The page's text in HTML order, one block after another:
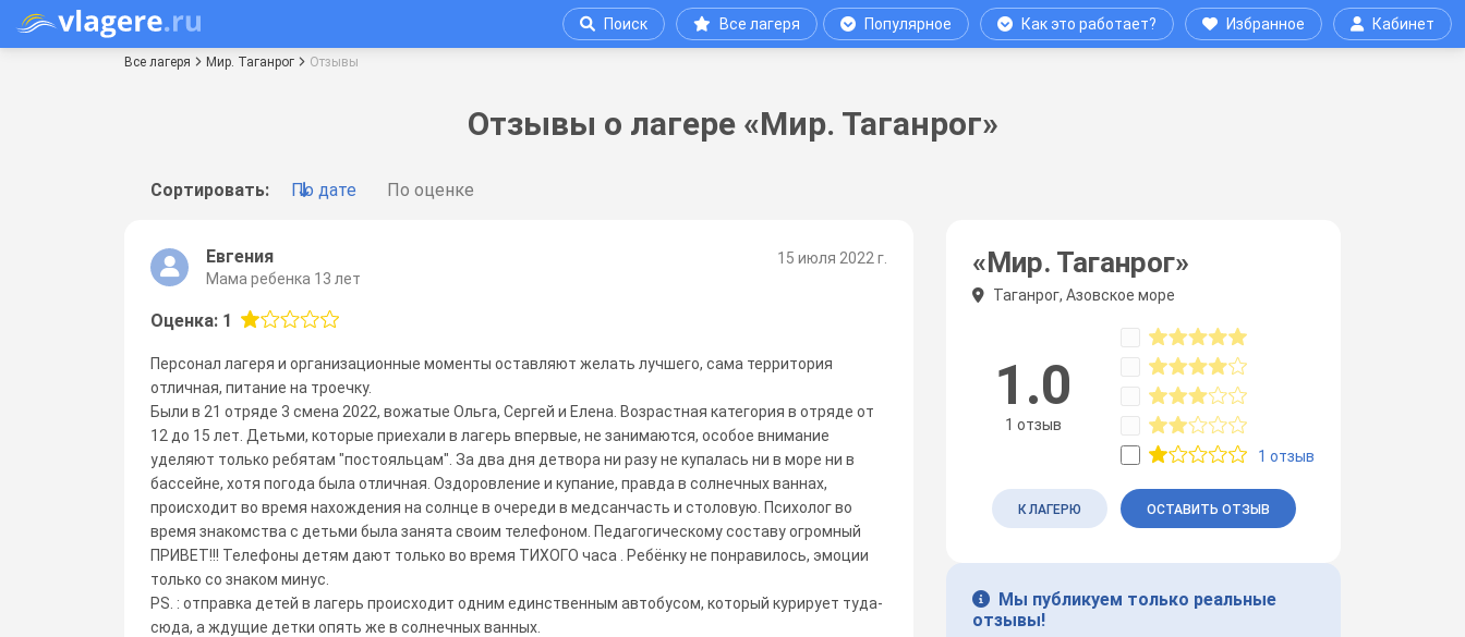
Поиск Все лагеря Популярное Как это работает? Избранное Кабинет
Все лагеря Мир. Таганрог Отзывы
Отзывы о лагере «Мир. Таганрог»
Сортировать: По дате По оценке
15 июля 2022 г.
Евгения
Мама ребенка 13 лет
Оценка: 1
Персонал лагеря и организационные моменты оставляют желать лучшего, сама территория
отличная, питание на троечку.
Были в 21 отряде 3 смена 2022, вожатые Ольга, Сергей и Елена. Возрастная категория в отряде от
12 до 15 лет. Детьми, которые приехали в лагерь впервые, не занимаются, особое внимание
уделяют только ребятам "постояльцам". За два дня детвора ни разу не купалась ни в море ни в
бассейне, хотя погода была отличная. Оздоровление и купание, правда в солнечных ваннах,
происходит во время нахождения на солнце в очереди в медсанчасть и столовую. Психолог во
время знакомства с детьми была занята своим телефоном. Педагогическому составу огромный
ПРИВЕТ!!! Телефоны детям дают только во время ТИХОГО часа . Ребёнку не понравилось, эмоции
только со знаком минус.
PS. : отправка детей в лагерь происходит одним единственным автобусом, который курирует туда-
сюда, а ждущие детки опять же в солнечных ванных.
«Мир. Таганрог»
Таганрог, Азовское море
1.0
1 отзыв
1 отзыв
К ЛАГЕРЮ ОСТАВИТЬ ОТЗЫВ
Мы публикуем только реальные
отзывы!